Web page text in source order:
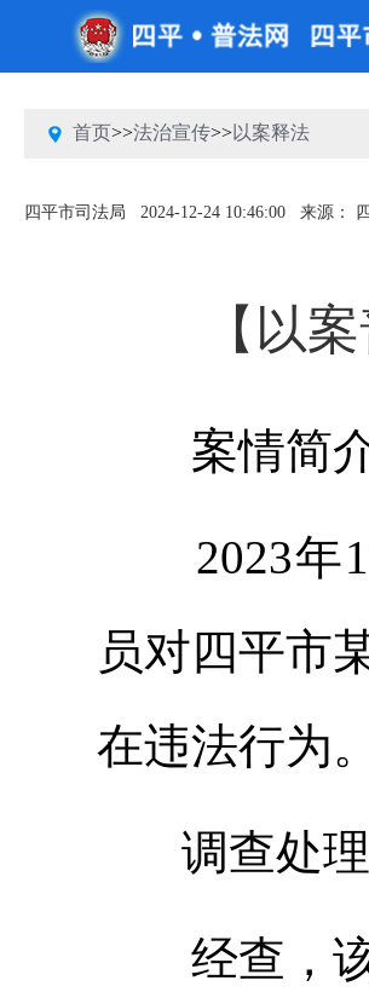
首页>>法治宣传>>以案释法
四平市司法局 2024-12-24 10:46:00 来源：
【以
案情简
2023年
员对四平市
在违法行为。
调查处理
经查，